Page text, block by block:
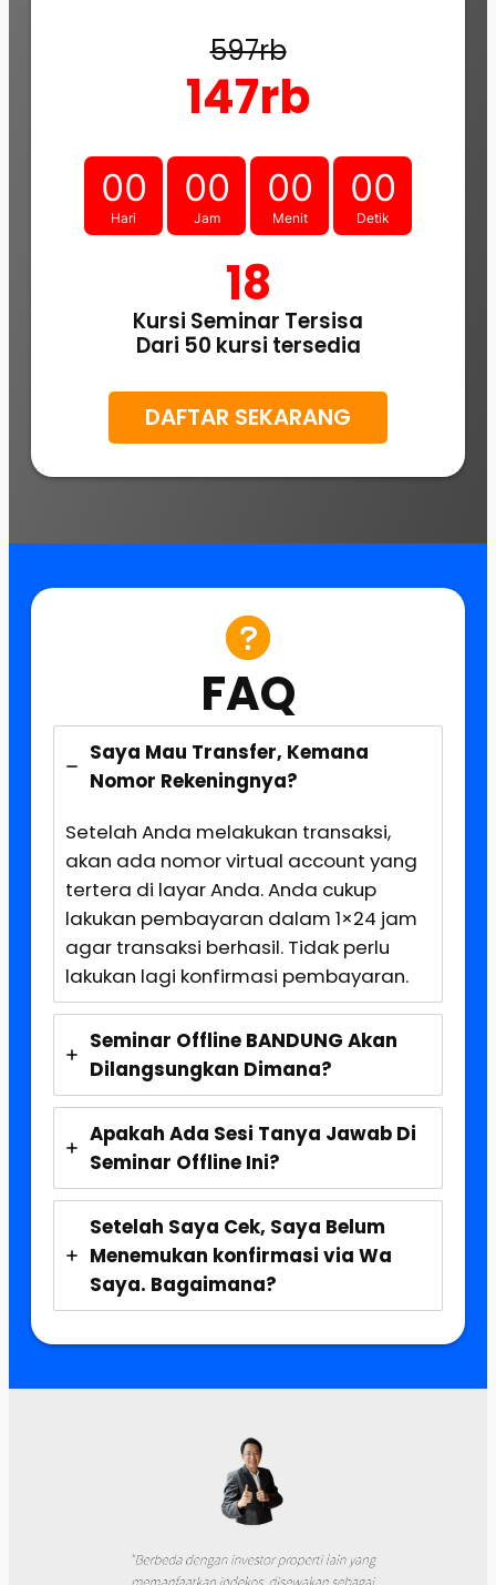
597rb
147rb
00
Hari
00
Jam
00
Menit
00
Detik
18
Kursi Seminar Tersisa
Dari 50 kursi tersedia
DAFTAR SEKARANG
FAQ
Saya Mau Transfer, Kemana
Nomor Rekeningnya?
Setelah Anda melakukan transaksi,
akan ada nomor virtual account yang
tertera di layar Anda. Anda cukup
lakukan pembayaran dalam 1×24 jam
agar transaksi berhasil. Tidak perlu
lakukan lagi konfirmasi pembayaran.
Seminar Offline BANDUNG Akan
Dilangsungkan Dimana?
Apakah Ada Sesi Tanya Jawab Di
Seminar Offline Ini?
Setelah Saya Cek, Saya Belum
Menemukan konfirmasi via Wa
Saya. Bagaimana?